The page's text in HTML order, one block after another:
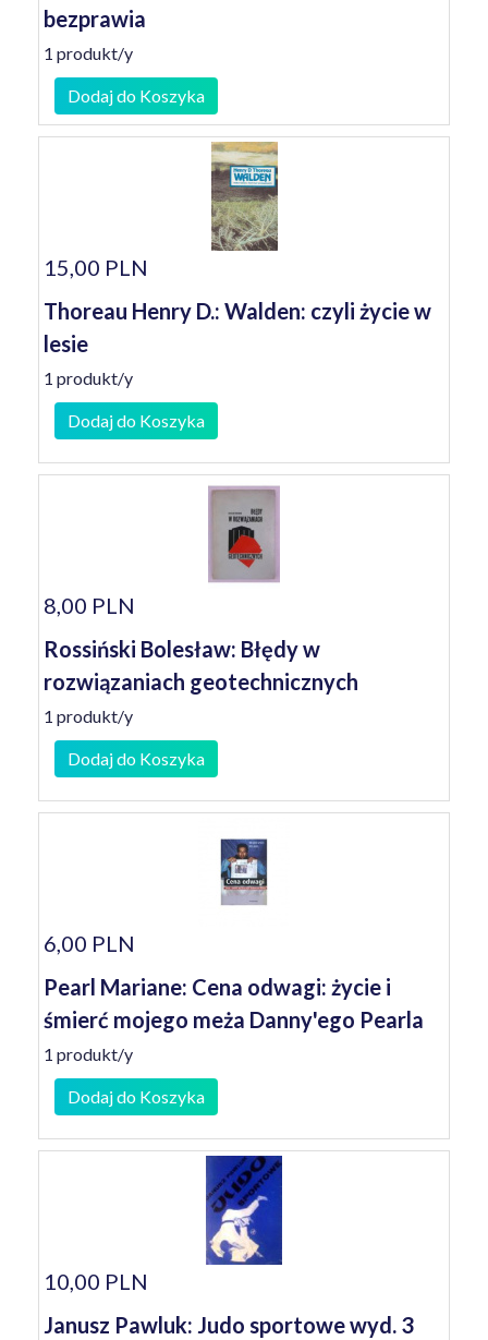
bezprawia
1 produkt/y
Dodaj do Koszyka
15,00 PLN
Thoreau Henry D.: Walden: czyli życie w
lesie
1 produkt/y
Dodaj do Koszyka
8,00 PLN
Rossiński Bolesław: Błędy w
rozwiązaniach geotechnicznych
1 produkt/y
Dodaj do Koszyka
6,00 PLN
Pearl Mariane: Cena odwagi: życie i
śmierć mojego meża Danny'ego Pearla
1 produkt/y
Dodaj do Koszyka
10,00 PLN
Janusz Pawluk: Judo sportowe wyd. 3